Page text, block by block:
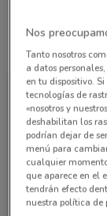
Todas las
Nos
Tanto nosotros
a datos
en tu dispositivo.
tecnologías de
«nosotros y
deshabilitan los
podrían dejar de
menú para
cualquier
que aparece en el
tendrán efecto
nuestra política de